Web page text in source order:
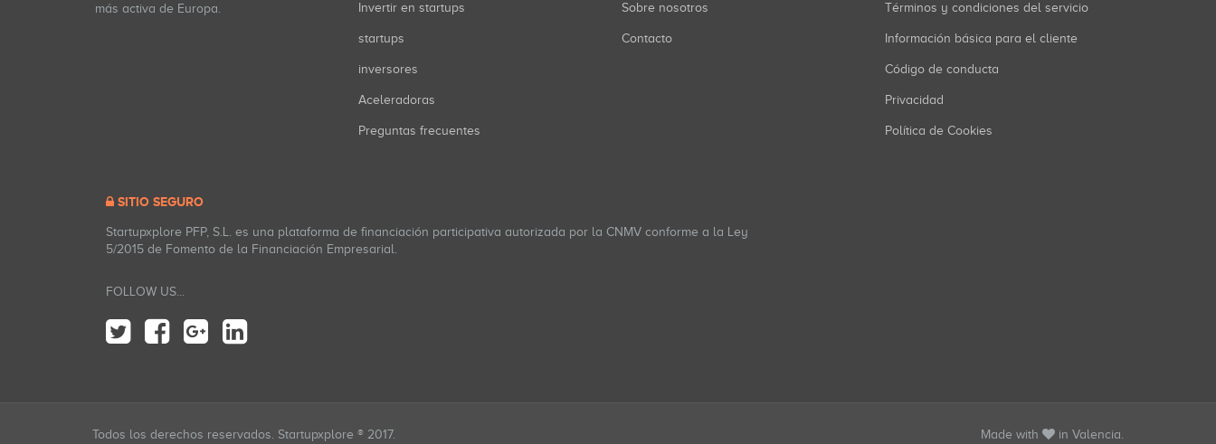
más activa de Europa.
Invertir en startups
startups
inversores
Aceleradoras
Preguntas frecuentes
Sobre nosotros
Contacto
Términos y condiciones del servicio
Información básica para el cliente
Código de conducta
Privacidad
Política de Cookies
SITIO SEGURO
Startupxplore PFP, S.L. es una plataforma de financiación participativa autorizada por la CNMV conforme a la Ley
5/2015 de Fomento de la Financiación Empresarial.
FOLLOW US...
Todos los derechos reservados. Startupxplore ® 2017. Made with in Valencia.